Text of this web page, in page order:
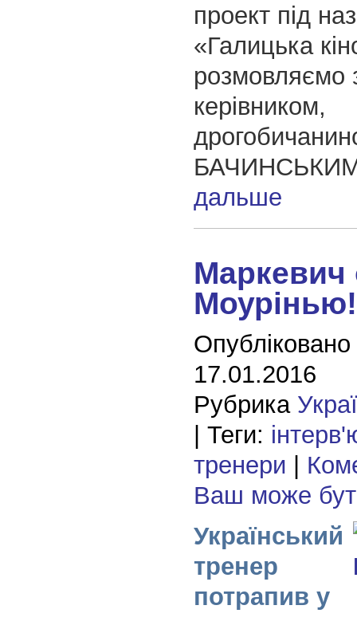
проект під
«Галицька
розмовляємо
керівником,
дальше
Маркевич
Моурінью!
17.01.2016
Рубрика
| Теги:
тренери
Ваш може
Український
тренер
потрапив у